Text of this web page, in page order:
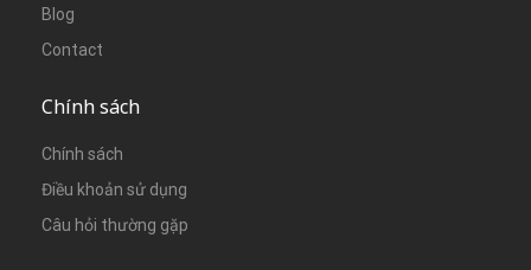
Blog
Contact
Chính sách
Chính sách
Điều khoản sử dụng
Câu hỏi thường gặp